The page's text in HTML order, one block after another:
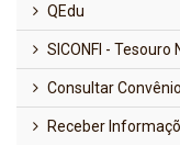
QEdu
SICONFI - Tesouro
Consultar
Receber